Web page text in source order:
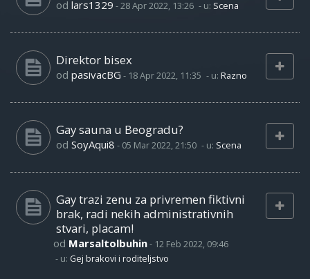
od lars1329 -28 Apr 2022, 13:26 - u: Scena
Direktor bisex
od pasivacBG - 18 Apr 2022, 11:35 - u: Razno
Gay sauna u Beogradu?
od SoyAqui8 - 05 Mar 2022, 21:50 - u: Scena
Gay trazi zenu za privremen fiktivni
brak, radi nekih administrativnih
stvari, placam!
od Marsaltolbuhin- 12 Feb 2022, 09:46
- u: Gej brakovi i roditeljstvo